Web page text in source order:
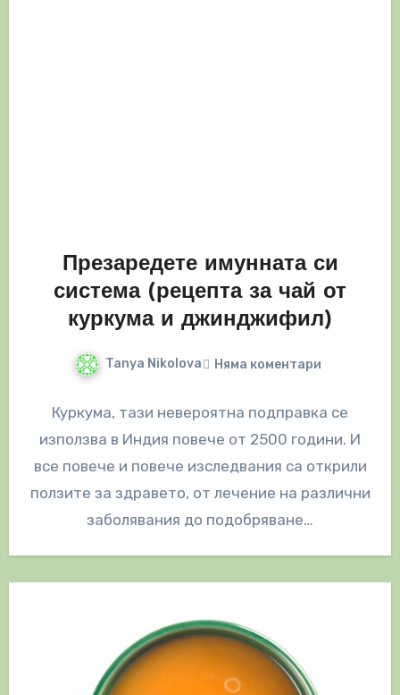
Презаредете имунната си
система (рецепта за чай от
куркума и джинджифил)
Tanya Nikolova Няма коментари
Куркума, тази невероятна подправка се
използва в Индия повече от 2500 години. И
все повече и повече изследвания са открили
ползите за здравето, от лечение на различни
заболявания до подобряване…